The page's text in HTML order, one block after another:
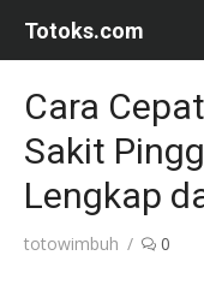
Totoks.com
Cara
Sakit
Lengkap
Author
totowimbuh 0